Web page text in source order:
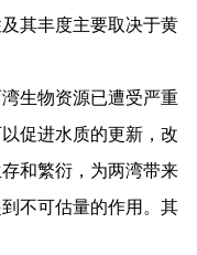
其丰度主要取决于黄
生物资源已遭受严重
促进水质的更新，改
和繁衍，为两湾带来
不可估量的作用。其